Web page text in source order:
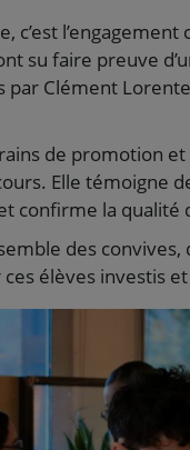
c’est
su faire preuve
par Clément
de promotion
Elle témoigne
confirme la
des
élèves investis